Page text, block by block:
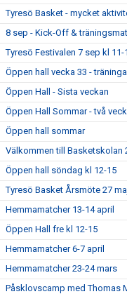
Tyresö Basket - mycket
8 sep - Kick-Off &
Tyresö Festivalen 7 sep kl 11-
Öppen hall vecka 33 -
Öppen Hall - Sista veckan
Öppen Hall Sommar - två
Öppen hall sommar
Välkommen till Basketskolan
Öppen hall söndag kl 12-15
Tyresö Basket Årsmöte 27
Hemmamatcher 13-14 april
Öppen Hall fre kl 12-15
Hemmamatcher 6-7 april
Hemmamatcher 23-24 mars
Påsklovscamp med Thomas